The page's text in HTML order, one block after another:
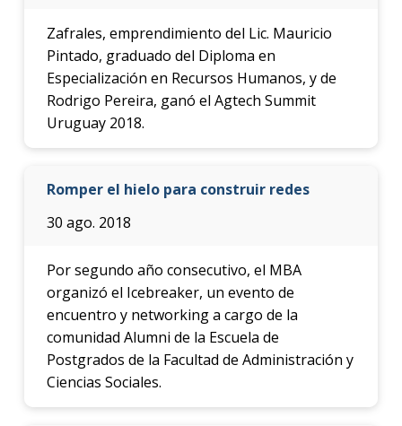
Zafrales, emprendimiento del Lic. Mauricio
Pintado, graduado del Diploma en
Especialización en Recursos Humanos, y de
Rodrigo Pereira, ganó el Agtech Summit
Uruguay 2018.
Romper el hielo para construir redes
30 ago. 2018
Por segundo año consecutivo, el MBA
organizó el Icebreaker, un evento de
encuentro y networking a cargo de la
comunidad Alumni de la Escuela de
Postgrados de la Facultad de Administración y
Ciencias Sociales.